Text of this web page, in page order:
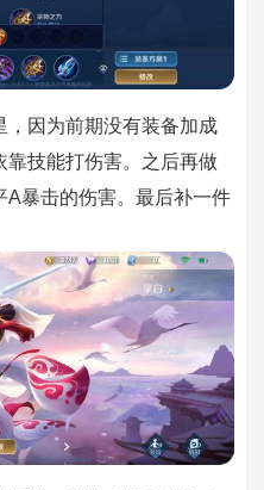
，因为前期没有装备加成
靠技能打伤害。之后再做
A暴击的伤害。最后补一件